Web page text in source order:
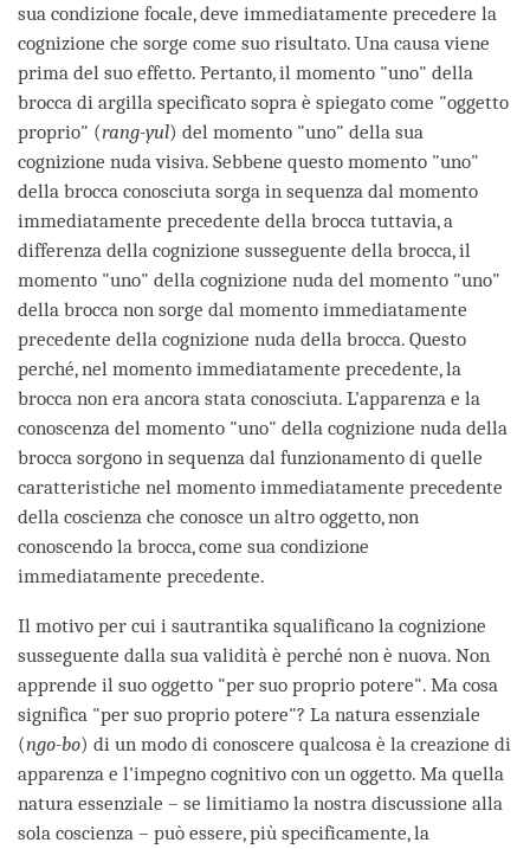
sua condizione focale, deve immediatamente precedere la
cognizione che sorge come suo risultato. Una causa viene
prima del suo effetto. Pertanto, il momento "uno" della
brocca di argilla specificato sopra è spiegato come "oggetto
proprio" (rang-yul) del momento "uno" della sua
cognizione nuda visiva. Sebbene questo momento "uno"
della brocca conosciuta sorga in sequenza dal momento
immediatamente precedente della brocca tuttavia, a
differenza della cognizione susseguente della brocca, il
momento "uno" della cognizione nuda del momento "uno"
della brocca non sorge dal momento immediatamente
precedente della cognizione nuda della brocca. Questo
perché, nel momento immediatamente precedente, la
brocca non era ancora stata conosciuta. L'apparenza e la
conoscenza del momento "uno" della cognizione nuda della
brocca sorgono in sequenza dal funzionamento di quelle
caratteristiche nel momento immediatamente precedente
della coscienza che conosce un altro oggetto, non
conoscendo la brocca, come sua condizione
immediatamente precedente.
Il motivo per cui i sautrantika squalificano la cognizione
susseguente dalla sua validità è perché non è nuova. Non
apprende il suo oggetto "per suo proprio potere". Ma cosa
significa "per suo proprio potere"? La natura essenziale
(ngo-bo) di un modo di conoscere qualcosa è la creazione di
apparenza e l'impegno cognitivo con un oggetto. Ma quella
natura essenziale – se limitiamo la nostra discussione alla
sola coscienza – può essere, più specificamente, la